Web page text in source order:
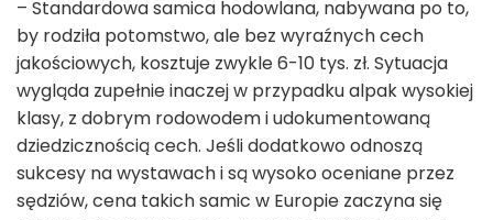
– Standardowa samica hodowlana, nabywana po to,
by rodziła potomstwo, ale bez wyraźnych cech
jakościowych, kosztuje zwykle 6-10 tys. zł. Sytuacja
wygląda zupełnie inaczej w przypadku alpak wysokiej
klasy, z dobrym rodowodem i udokumentowaną
dziedzicznością cech. Jeśli dodatkowo odnoszą
sukcesy na wystawach i są wysoko oceniane przez
sędziów, cena takich samic w Europie zaczyna się